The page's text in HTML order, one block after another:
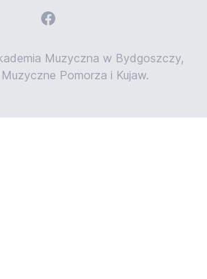
Muzyczna w Bydgoszczy,
Pomorza i Kujaw.